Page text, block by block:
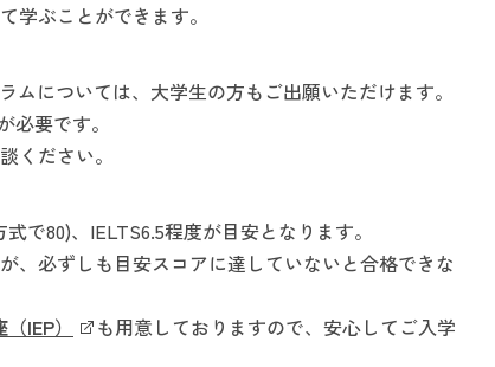
学ぶことができます。
については、大学生の方もご出願いただけます。
要です。
ください。
で80)、IELTS6.5程度が目安となります。
、必ずしも目安スコアに達していないと合格できな
IEP）
も用意しておりますので、安心してご入学